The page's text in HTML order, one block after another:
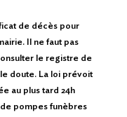
de décès pour
Il ne faut pas
le registre de
doute. La loi prévoit
au plus tard 24h
pompes funèbres